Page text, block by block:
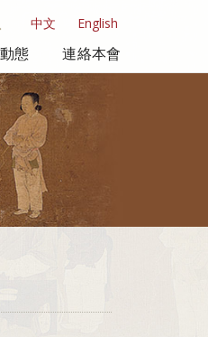
中文 English
態 連絡本會